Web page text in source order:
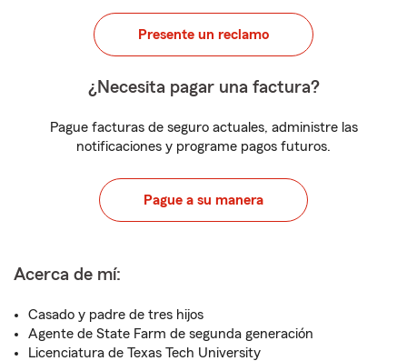
Presente un reclamo
¿Necesita pagar una factura?
Pague facturas de seguro actuales, administre las
notificaciones y programe pagos futuros.
Pague a su manera
Acerca de mí:
Casado y padre de tres hijos
Agente de State Farm de segunda generación
Licenciatura de Texas Tech University